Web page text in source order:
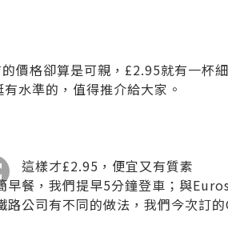
價格卻算是可親，£2.95就有一杯
水準的，值得推介給大家。
這樣才£2.95，便宜又有質素
早餐，我們提早5分鐘登車；與
路公司有不同的做法，我們今次訂